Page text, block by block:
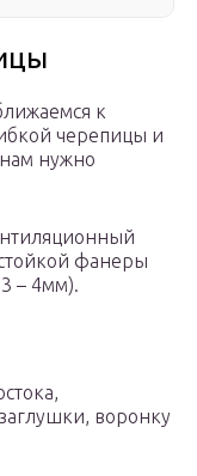
к
черепицы и
нужно
фанеры
– 4мм).
воронку